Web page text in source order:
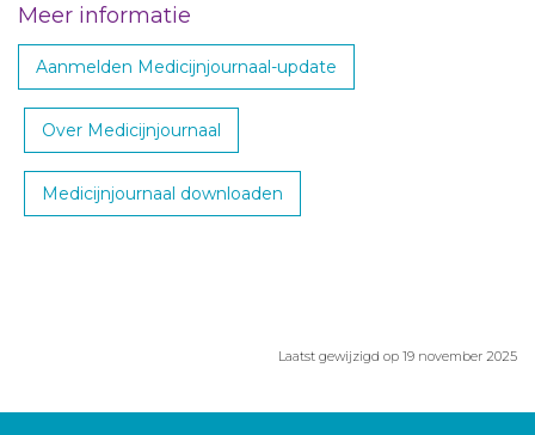
Meer informatie
Aanmelden Medicijnjournaal-update
Over Medicijnjournaal
Medicijnjournaal downloaden
Laatst gewijzigd op 19 november 2025